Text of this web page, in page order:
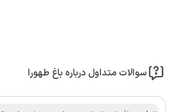
سوالات متداول درباره باغ طهورا